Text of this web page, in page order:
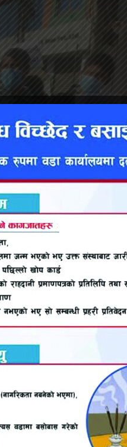
काठमाण्डौं स्थित
आक्रमणको विरोध
राष्ट्रीय सुरक्षा